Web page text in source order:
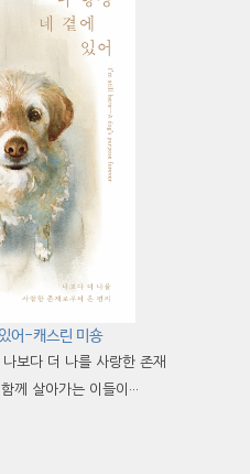
어-캐스린 미숑
보다 더 나를 사랑한 존재
께 살아가는 이들이···